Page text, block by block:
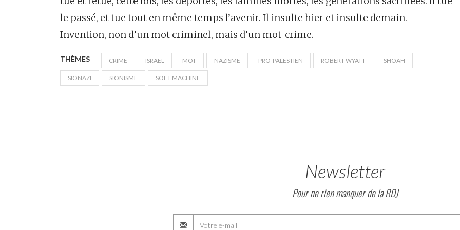
le passé, et tue tout en même temps l’avenir. Il insulte hier et insulte demain.
Invention, non d’un mot criminel, mais d’un mot-crime.
THÈMES CRIME ISRAËL MOT NAZISME PRO-PALESTIEN ROBERT WYATT SHOAH
SIONAZI SIONISME SOFT MACHINE
Newsletter
Pour ne rien manquer de la RDJ